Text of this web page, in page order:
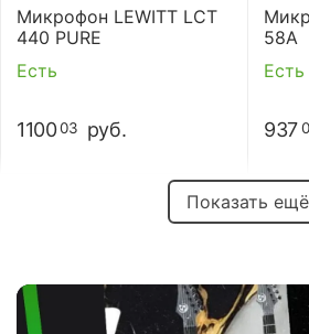
Микрофон LEWITT LCT
440 PURE
Есть
110003 руб.
58A
Есть
937
Показать ещё